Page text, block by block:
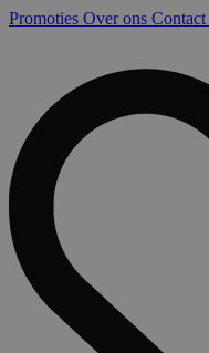
Promoties Over ons Contact